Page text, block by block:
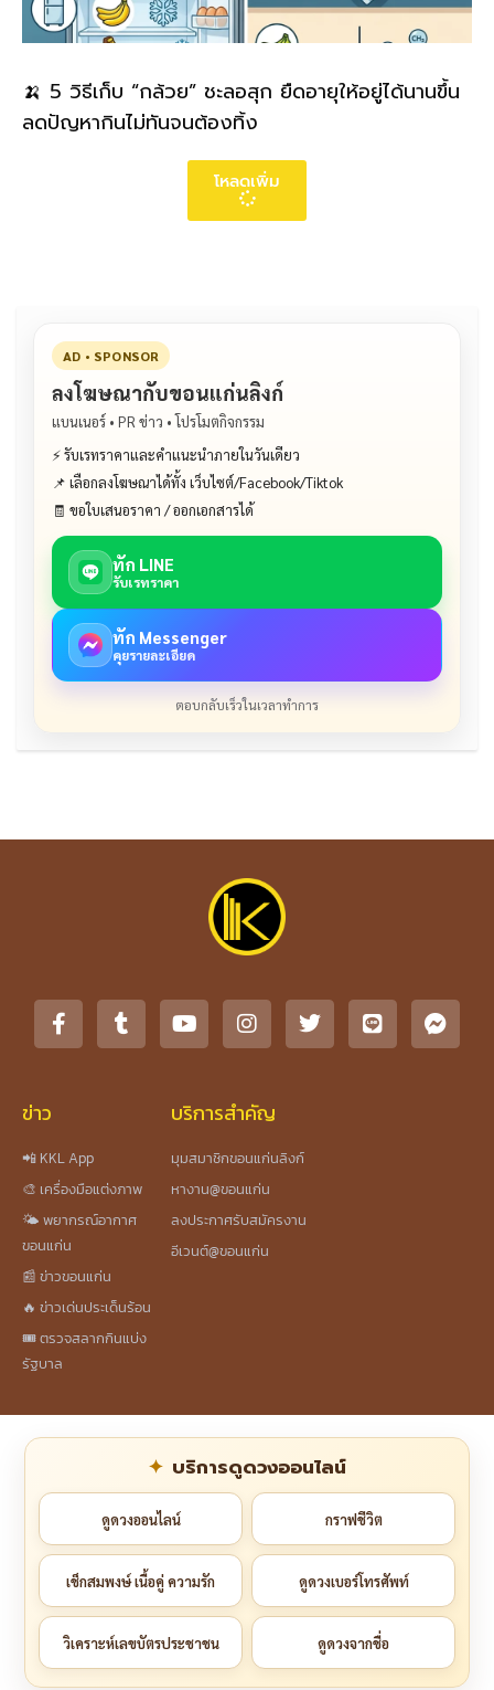
🍌 5 วิธีเก็บ “กล้วย” ชะลอสุก ยืดอายุให้อยู่ได้นานขึ้น
ลดปัญหากินไม่ทันจนต้องทิ้ง
โหลดเพิ่ม
AD • SPONSOR
ลงโฆษณากับขอนแก่นลิงก์
แบนเนอร์ • PR ข่าว • โปรโมตกิจกรรม
⚡ รับเรทราคาและคำแนะนำภายในวันเดียว
📌 เลือกลงโฆษณาได้ทั้ง เว็บไซต์/Facebook/Tiktok
🧾 ขอใบเสนอราคา / ออกเอกสารได้
ทัก LINE
รับเรทราคา
ทัก Messenger
คุยรายละเอียด
ตอบกลับเร็วในเวลาทำการ
ข่าว
📲 KKL App
🎨 เครื่องมือแต่งภาพ
🌤️ พยากรณ์อากาศ
ขอนแก่น
📰 ข่าวขอนแก่น
🔥 ข่าวเด่นประเด็นร้อน
🎟️ ตรวจสลากกินแบ่ง
รัฐบาล
บริการสำคัญ
มุมสมาชิกขอนแก่นลิงก์
หางาน@ขอนแก่น
ลงประกาศรับสมัครงาน
อีเวนต์@ขอนแก่น
บริการดูดวงออนไลน์
ดูดวงออนไลน์ กราฟชีวิต
เช็กสมพงษ์ เนื้อคู่ ความรัก ดูดวงเบอร์โทรศัพท์
วิเคราะห์เลขบัตรประชาชน ดูดวงจากชื่อ